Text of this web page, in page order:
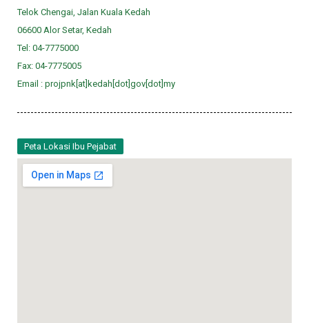
Telok Chengai, Jalan Kuala Kedah
06600 Alor Setar, Kedah
Tel: 04-7775000
Fax: 04-7775005
Email : projpnk[at]kedah[dot]gov[dot]my
Peta Lokasi Ibu Pejabat